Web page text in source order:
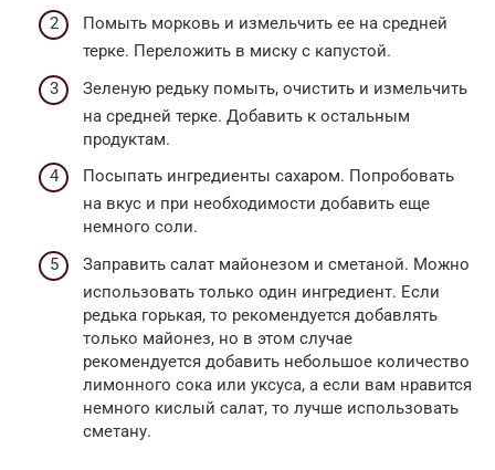
Помыть морковь и измельчить ее на средней
терке. Переложить в миску с капустой.
Зеленую редьку помыть, очистить и измельчить
на средней терке. Добавить к остальным
продуктам.
Посыпать ингредиенты сахаром. Попробовать
на вкус и при необходимости добавить еще
немного соли.
Заправить салат майонезом и сметаной. Можно
использовать только один ингредиент. Если
редька горькая, то рекомендуется добавлять
только майонез, но в этом случае
рекомендуется добавить небольшое количество
лимонного сока или уксуса, а если вам нравится
немного кислый салат, то лучше использовать
сметану.